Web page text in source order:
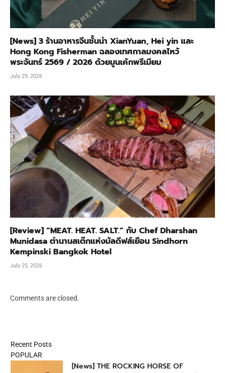
[News] 3 ร้านอาหารจีนชั้นนำ XianYuan, Hei yin และ
Hong Kong Fisherman ฉลองเทศกาลมงคลไหว้
พระจันทร์ 2569 / 2026 ด้วยมูนเค้กพรีเมียม
July 29, 2026
[Review] “MEAT. HEAT. SALT.” กับ Chef Dharshan
Munidasa ตำนานสเต๊กแห่งมัลดีฟส์เยือน Sindhorn
Kempinski Bangkok Hotel
July 25, 2026
Comments are closed.
Recent Posts
POPULAR
[News] THE ROCKING HORSE OF